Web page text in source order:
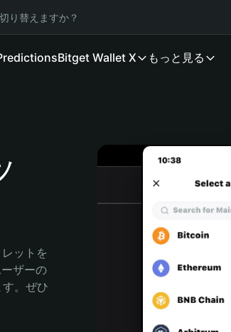
り替えますか？
Bitget Wallet X もっと見る
ットを
ザーの
。ぜひ